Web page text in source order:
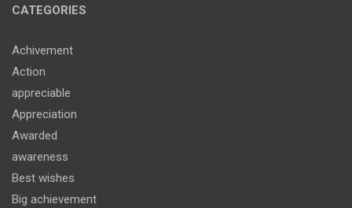
CATEGORIES
Achivement
Action
appreciable
Appreciation
Awarded
awareness
Best wishes
Big achievement